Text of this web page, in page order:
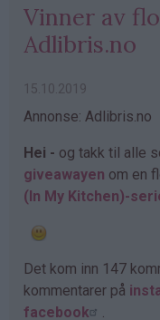
Vinner av
Adlibris.no
15.10.2019
Annonse: Adlibris.no
Hei - og takk til alle
giveawayen om en
(In My Kitchen)-
Det kom inn 147
kommentarer på
facebook